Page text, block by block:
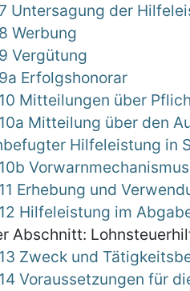
Untersagung der
Werbung
Vergütung
Erfolgshonorar
Mitteilungen über
Mitteilung über den
Hilfeleistung in
Vorwarnmechanismus
Erhebung und
Hilfeleistung im
Abschnitt:
Zweck und
Voraussetzungen für